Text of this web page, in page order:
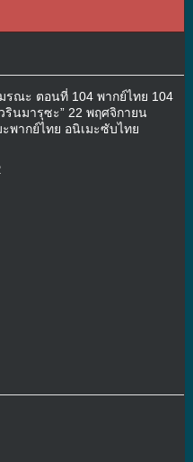
รณะ ตอนที่ 104 พากย์ไทย 104
รินมารุซะ” 22 พฤศจิกายน
พากย์ไทย อนิเมะซับไทย